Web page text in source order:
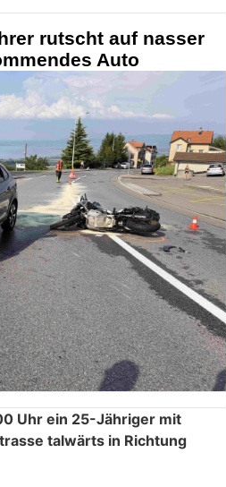
rutscht auf nasser
Auto
Uhr ein 25-Jähriger mit
talwärts in Richtung